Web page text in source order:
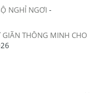
NGHỈ NGƠI -
THÔNG MINH CHO